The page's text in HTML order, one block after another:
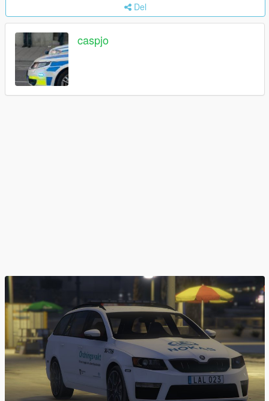
Del
caspjo